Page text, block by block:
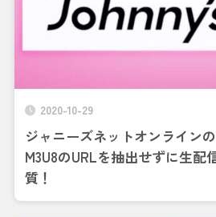
2020-10-29
ジャニーズネットオンライン
M3U8のURLを抽出せずに生配
質！